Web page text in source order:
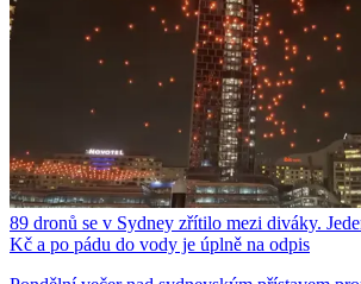
89 dronů se v Sydney zřítilo mezi diváky.
Kč a po pádu do vody je úplně na odpis